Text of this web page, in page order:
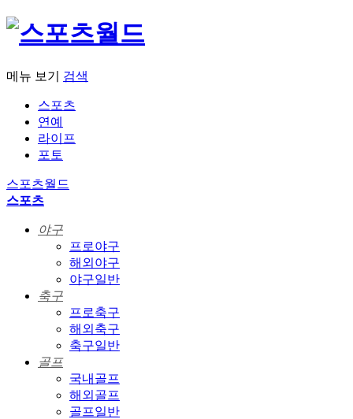
메뉴 보기 검색
스포츠
연예
라이프
포토
스포츠월드
스포츠
야구
프로야구
해외야구
야구일반
축구
프로축구
해외축구
축구일반
골프
국내골프
해외골프
골프일반